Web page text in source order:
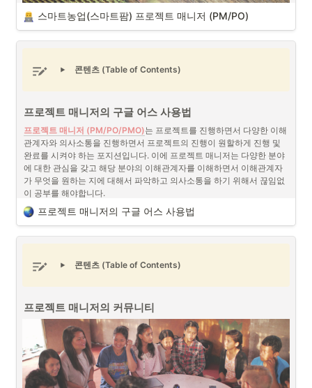
스마트농업(스마트팜) 프로젝트 매니저 (PM/PO) (출처 :
Unsplash)
스마트농업(스마트팜)은 IoT(사물인터넷) , AI(인공지능), 빅데이터, 센서
기술 등을 활용하여 농작물 재배, 동물 사육, 식물 공장 등의 농업 활동을
자동화하고 최적화하는 시스템을 의미하며 스마트팜 프로젝트 매니저
(Smart Farm Project Manager)는 기획, 실행, 관리 및 최종 결과물에 대
한 책임을 지는 전문가로서 이러한 첨단 기술들을 농업에 효과적으로 도
입하여 생산성과 효율성을 극대화하는 역할을 합니다.
해관계자와 의사소통을 하여 프로젝트를 원활하게 진행될 수 있도록 하
는 역할을 합니다. 농작물을 다루는 스마트농업(스마트팜) 프로젝트 매니
저는 프로젝트 매니저들 중에서 가장 다양한 배경의 이해관계자과 소통
을 하는 포지션이 아닌가 싶습니다.
스마트농업(스마트팜) 프로젝트 매니저 (PM/PO)
콘텐츠 (Table of Contents)
프로젝트 매니저의 구글 어스 사용법
프로젝트 매니저 (PM/PO/PMO)는 프로젝트를 진행하면서 다양한 이해
관계자와 의사소통을 진행하면서 프로젝트의 진행이 원할하게 진행 및
완료를 시켜야 하는 포지션입니다. 이에 프로젝트 매니저는 다양한 분야
에 대한 관심을 갖고 해당 분야의 이해관계자를 이해하면서 이해관계자
가 무엇을 원하는 지에 대해서 파악하고 의사소통을 하기 위해서 끊임없
이 공부를 해야합니다.
체계적 관리와 시각화 - 구글 어스
프로젝트 매니저의 구글 어스 사용법 (출처 : 구글 어스)
진행될 수 있을까에 대해서 고민합니다. 이러한 문제를 해결하기 위해서
다양한 협업툴 서비스들이 등장하고 있습니다. 예를 들면 노션 (Notion),
피그마 (Figma), 깃허브 (Github) 등이 있습니다. 이러한 툴들은 앱이나
웹을 개발하는 데 보다 쉽게 체계적으로 관리하고 시각화를 해서 프로젝
트 팀원들간의 의사소통을 원활하게 진행시킵니다.
프로젝트 매니저의 구글 어스 사용법
콘텐츠 (Table of Contents)
프로젝트 매니저의 커뮤니티